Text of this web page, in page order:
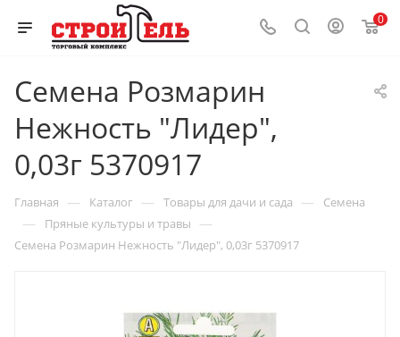
0
Семена Розмарин
Нежность "Лидер",
0,03г 5370917
Главная — Каталог — Товары для дачи и сада — Семена
— Пряные культуры и травы —
Семена Розмарин Нежность "Лидер", 0,03г 5370917